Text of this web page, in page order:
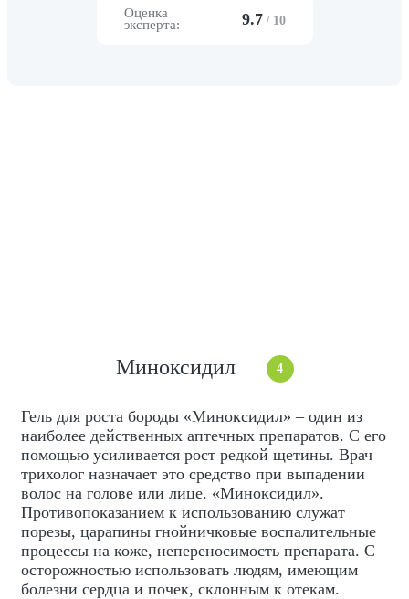
Оценка
эксперта:
9.7 / 10
Миноксидил 4
Гель для роста бороды «Миноксидил» – один из
наиболее действенных аптечных препаратов. С его
помощью усиливается рост редкой щетины. Врач
трихолог назначает это средство при выпадении
волос на голове или лице. «Миноксидил».
Противопоказанием к использованию служат
порезы, царапины гнойничковые воспалительные
процессы на коже, непереносимость препарата. С
осторожностью использовать людям, имеющим
болезни сердца и почек, склонным к отекам.